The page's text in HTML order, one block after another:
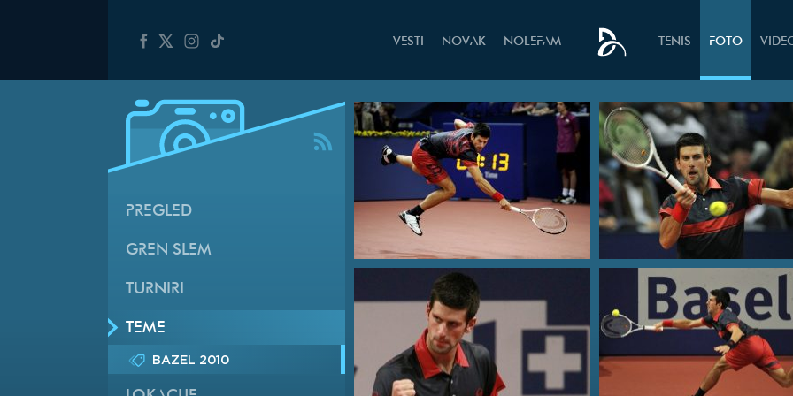
VESTI NOVAK NOLEFAM TENIS FOTO
PREGLED
GREN SLEM
TURNIRI
TEME
BAZEL 2010